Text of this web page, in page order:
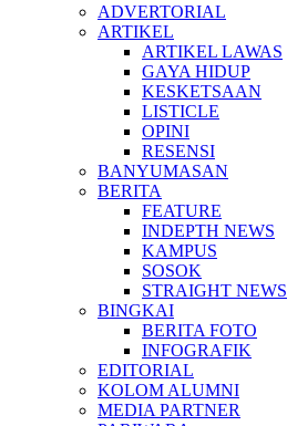
ADVERTORIAL
ARTIKEL
ARTIKEL LAWAS
GAYA HIDUP
KESKETSAAN
LISTICLE
OPINI
RESENSI
BANYUMASAN
BERITA
FEATURE
INDEPTH NEWS
KAMPUS
SOSOK
STRAIGHT NEWS
BINGKAI
BERITA FOTO
INFOGRAFIK
EDITORIAL
KOLOM ALUMNI
MEDIA PARTNER